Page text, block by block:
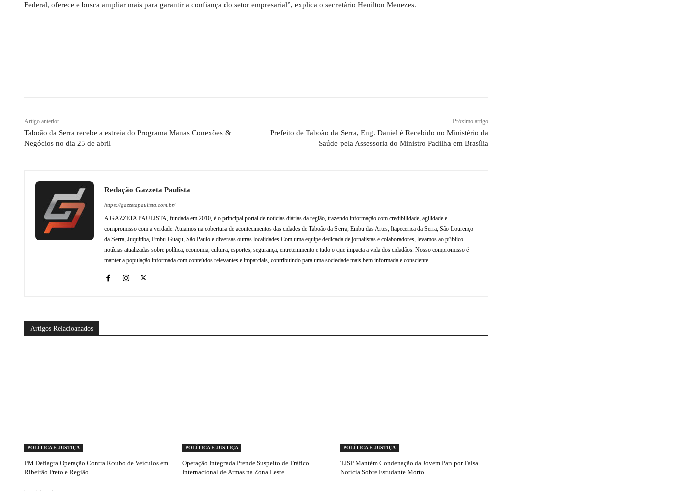
Federal, oferece e busca ampliar mais para garantir a confiança do setor empresarial”, explica o secretário Henilton Menezes.
Artigo anterior
Taboão da Serra recebe a estreia do Programa Manas Conexões &
Negócios no dia 25 de abril
Próximo artigo
Prefeito de Taboão da Serra, Eng. Daniel é Recebido no Ministério da
Saúde pela Assessoria do Ministro Padilha em Brasília
Redação Gazzeta Paulista
https://gazzetapaulista.com.br/
A GAZZETA PAULISTA, fundada em 2010, é o principal portal de notícias diárias da região, trazendo informação com credibilidade, agilidade e
compromisso com a verdade. Atuamos na cobertura de acontecimentos das cidades de Taboão da Serra, Embu das Artes, Itapecerica da Serra, São Lourenço
da Serra, Juquitiba, Embu-Guaçu, São Paulo e diversas outras localidades.Com uma equipe dedicada de jornalistas e colaboradores, levamos ao público
notícias atualizadas sobre política, economia, cultura, esportes, segurança, entretenimento e tudo o que impacta a vida dos cidadãos. Nosso compromisso é
manter a população informada com conteúdos relevantes e imparciais, contribuindo para uma sociedade mais bem informada e consciente.
Artigos Relacioanados
POLÍTICA E JUSTIÇA
PM Deflagra Operação Contra Roubo de Veículos em
Ribeirão Preto e Região
POLÍTICA E JUSTIÇA
Operação Integrada Prende Suspeito de Tráfico
Internacional de Armas na Zona Leste
POLÍTICA E JUSTIÇA
TJSP Mantém Condenação da Jovem Pan por Falsa
Notícia Sobre Estudante Morto